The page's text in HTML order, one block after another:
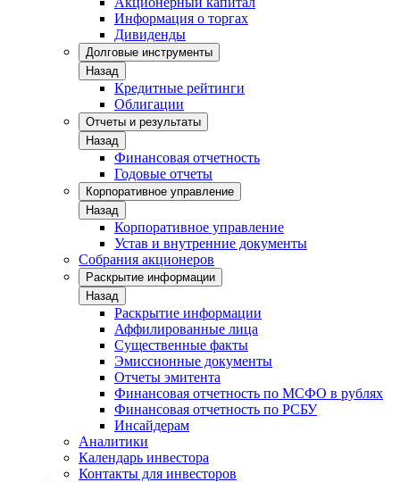
Информация о торгах
Дивиденды
Долговые инструменты
Назад
Кредитные рейтинги
Облигации
Отчеты и результаты
Назад
Финансовая отчетность
Годовые отчеты
Корпоративное управление
Назад
Корпоративное управление
Устав и внутренние документы
Собрания акционеров
Раскрытие информации
Назад
Раскрытие информации
Аффилированные лица
Существенные факты
Эмиссионные документы
Отчеты эмитента
Финансовая отчетность по МСФО в рублях
Финансовая отчетность по РСБУ
Инсайдерам
Аналитики
Календарь инвестора
Контакты для инвесторов